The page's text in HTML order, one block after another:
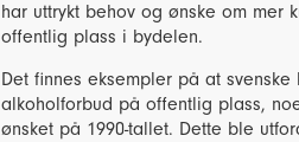
har uttrykt behov og ønske om mer
offentlig plass i bydelen.
Det finnes eksempler på at
alkoholforbud på offentlig plass,
ønsket på 1990-tallet. Dette ble